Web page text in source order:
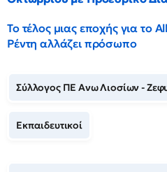
Το τέλος μιας εποχής για το
Ρέντη αλλάζει πρόσωπο
Σύλλογος ΠΕ Ανω Λιοσίων -
Εκπαιδευτικοί